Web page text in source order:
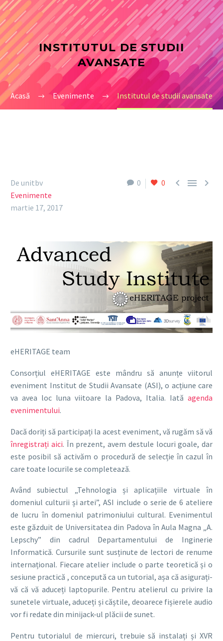
INSTITUTUL DE STUDII
AVANSATE
Acasă Evenimente Institutul de studii avansate
0 0   
De unitbv
Evenimente
martie 17, 2017
eHERITAGE team
Consorțiul eHERITAGE este mândru să anunțe viitorul
eveniment Institut de Studii Avansate (ASI), o acțiune care
va avea loc luna viitoare la Padova, Italia. Iată agenda
evenimentului.
Dacă doriți să participați la acest eveniment, vă rugăm să vă
înregistrați aici. În prezent, avem destule locuri goale, dar
este posibil să activăm o procedură de selecție în cazul în
care toate locurile se completează.
Având subiectul „Tehnologia și aplicațiile virtuale în
domeniul culturii și artei”, ASI include o serie de 6 ateliere
de lucru în domeniul patrimoniului cultural. Evenimentul
este găzduit de Universitatea din Padova în Aula Magna „A.
Lepschy” din cadrul Departamentului de Inginerie
Informatică. Cursurile sunt susținute de lectori de renume
internațional. Fiecare atelier include o parte teoretică și o
sesiune practică , concepută ca un tutorial, așa că asigurați-
vă că vă aduceți laptopurile. Pentru atelierul cu privire la
sunetele virtuale, aduceți și căștile, deoarece fișierele audio
vor fi redate din minijack-ul plăcii de sunet.
Pentru tutorialul de miercuri, trebuie să instalați și XVR